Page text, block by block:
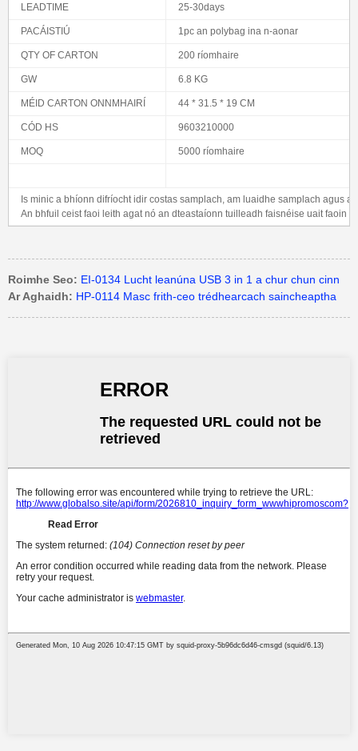
LEADTIME 25-30days
PACÁISTIÚ 1pc an polybag ina n-aonar
QTY OF CARTON 200 ríomhaire
GW 6.8 KG
MÉID CARTON ONNMHAIRÍ 44 * 31.5 * 19 CM
CÓD HS 9603210000
MOQ 5000 ríomhaire
Is minic a bhíonn difríocht idir costas samplach, am luaidhe samplach agus
An bhfuil ceist faoi leith agat nó an dteastaíonn tuilleadh faisnéise uait faoin
Roimhe Seo: EI-0134 Lucht leanúna USB 3 in 1 a chur chun cinn
Ar Aghaidh: HP-0114 Masc frith-ceo trédhearcach saincheaptha